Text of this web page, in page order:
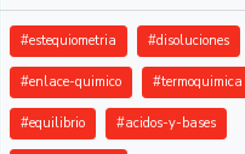
#estequiometria #disoluciones
#enlace-quimico #termoquimica
#equilibrio #acidos-y-bases